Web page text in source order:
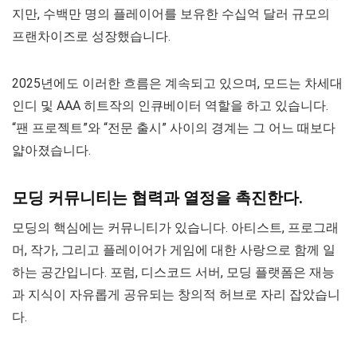
지만, 수백만 명의 플레이어를 보유한 수십억 달러 규모의
프랜차이즈로 성장했습니다.
2025년에도 이러한 흐름은 계속되고 있으며, 모드는 차세대
인디 및 AAA 히트작의 인큐베이터 역할을 하고 있습니다.
“팬 프로젝트”와 “전문 출시” 사이의 경계는 그 어느 때보다
얇아졌습니다.
모딩 커뮤니티는 협력과 열정을 촉진한다.
모딩의 핵심에는 커뮤니티가 있습니다. 아티스트, 프로그래
머, 작가, 그리고 플레이어가 게임에 대한 사랑으로 함께 일
하는 공간입니다. 포럼, 디스코드 서버, 모딩 플랫폼은 재능
과 지식이 자유롭게 공유되는 창의적 허브로 자리 잡았습니
다.